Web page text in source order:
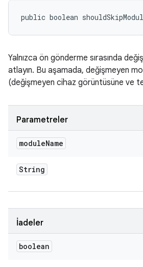
public boolean
Yalnızca ön gönderme sırasında
atlayın. Bu aşamada, değişmeyen
(değişmeyen cihaz görüntüsüne ve
Parametreler
moduleName
String
İadeler
boolean